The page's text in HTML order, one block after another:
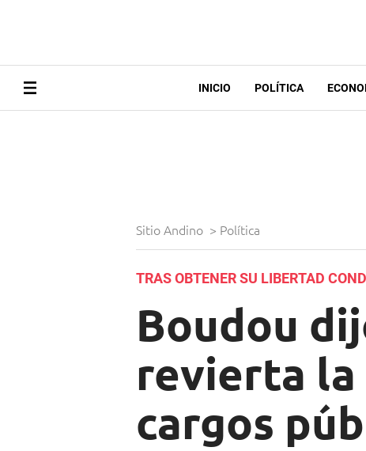
INICIO POLÍTICA
Sitio Andino > Política
TRAS OBTENER SU LIBERTAD
Boudou
revierta
cargos